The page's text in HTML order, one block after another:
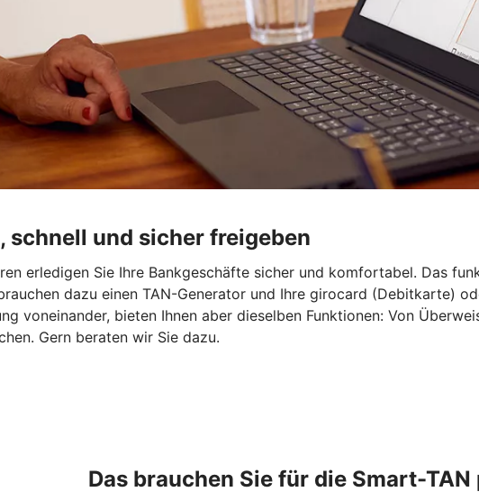
schnell und sicher freigeben
erledigen Sie Ihre Bankgeschäfte sicher und komfortabel. Das
dazu einen TAN-Generator und Ihre girocard (Debitkarte)
voneinander, bieten Ihnen aber dieselben Funktionen: Von
Gern beraten wir Sie dazu.
Das brauchen Sie für die Smart-